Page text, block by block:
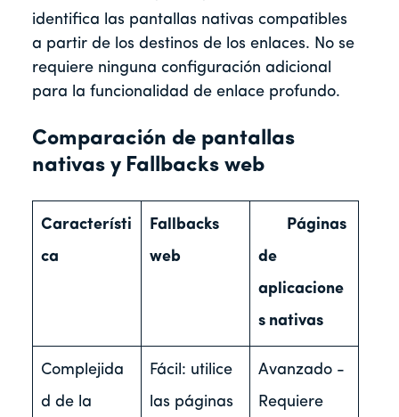
identifica las pantallas nativas compatibles
a partir de los destinos de los enlaces. No se
requiere ninguna configuración adicional
para la funcionalidad de enlace profundo.
Comparación de pantallas
nativas y Fallbacks web
Característi
ca
Fallbacks
web
Páginas
de
aplicacione
s nativas
Complejida
d de la
Fácil: utilice
las páginas
Avanzado -
Requiere